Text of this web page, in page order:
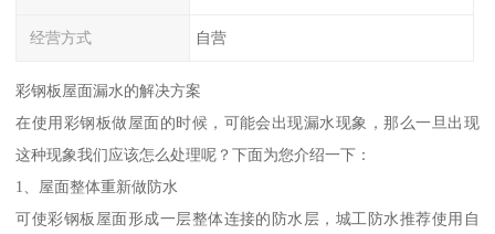
经营方式 自营
彩钢板屋面漏水的解决方案
在使用彩钢板做屋面的时候，可能会出现漏水现象，那么一旦出现
这种现象我们应该怎么处理呢？下面为您介绍一下：
1、屋面整体重新做防水
可使彩钢板屋面形成一层整体连接的防水层，城工防水推荐使用自